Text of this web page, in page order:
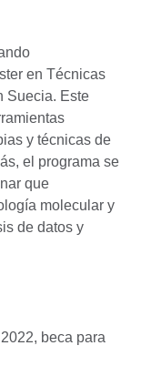
en Técnicas
Suecia. Este
y técnicas de
el programa se
que
molecular y
de datos y